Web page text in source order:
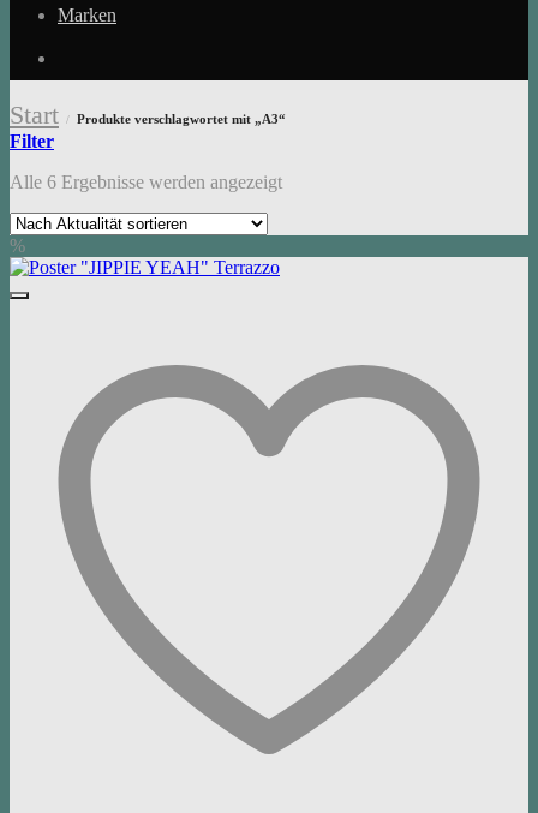
Marken
Start / Produkte verschlagwortet mit „A3“
Filter
Alle 6 Ergebnisse werden angezeigtNach
%